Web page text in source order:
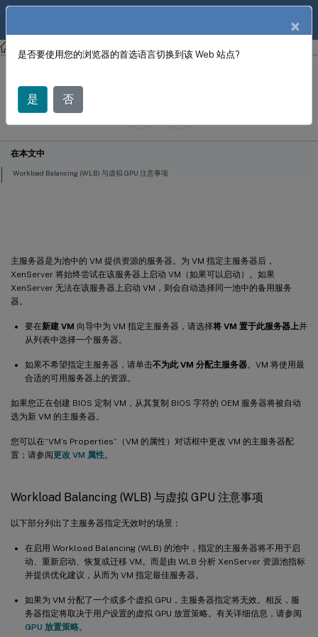
XenCenter XenCenter
主服务器是为池中的 VM 提供资源的服务器。为 VM 指定主服务器后，
XenServer 将始终尝试在该服务器上启动 VM（如果可以启动）。如果
XenServer 无法在该服务器上启动 VM，则会自动选择同一池中的备用服务
器。
要在新建 VM 向导中为 VM 指定主服务器，请选择将 VM 置于此服务器上并
从列表中选择一个服务器。
如果不希望指定主服务器，请单击不为此 VM 分配主服务器。VM 将使用最
合适的可用服务器上的资源。
如果您正在创建 BIOS 定制 VM，从其复制 BIOS 字符的 OEM 服务器将被自动
选为新 VM 的主服务器。
您可以在“VM’s Properties”（VM 的属性）对话框中更改 VM 的主服务器配
置；请参阅更改 VM 属性。
Workload Balancing (WLB) 与虚拟 GPU 注意事项
以下部分列出了主服务器指定无效时的场景：
在启用 Workload Balancing (WLB) 的池中，指定的主服务器将不用于启
动、重新启动、恢复或迁移 VM。而是由 WLB 分析 XenServer 资源池指标
并提供优化建议，从而为 VM 指定最佳服务器。
如果为 VM 分配了一个或多个虚拟 GPU，主服务器指定将无效。相反，服
务器指定将取决于用户设置的虚拟 GPU 放置策略。有关详细信息，请参阅
GPU 放置策略。
主服务器
June 18, 2024
X
在本文中
Workload Balancing (WLB) 与虚拟 GPU 注意事项
×
是否要使用您的浏览器的首选语言切换到该 Web 站点?
是 否